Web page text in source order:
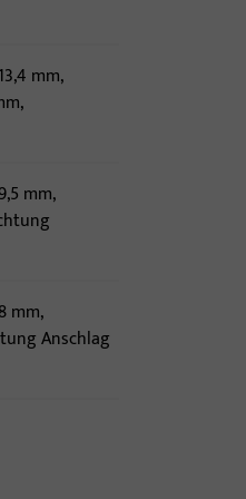
mm,
mm,
mm,
Anschlag